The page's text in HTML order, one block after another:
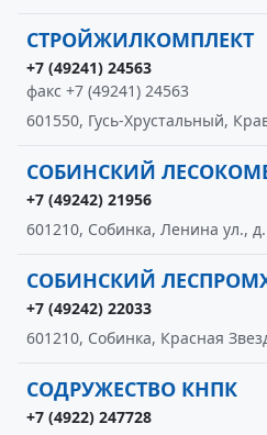
СТРОЙЖИЛКОМПЛЕКТ
+7 (49241) 24563
факс +7 (49241) 24563
601550, Гусь-Хрустальный,
СОБИНСКИЙ
+7 (49242) 21956
601210, Собинка, Ленина ул.,
СОБИНСКИЙ
+7 (49242) 22033
601210, Собинка, Красная
СОДРУЖЕСТВО КНПК
+7 (4922) 247728